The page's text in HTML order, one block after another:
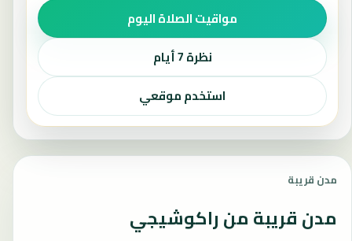
مواقيت الصلاة اليوم
نظرة 7 أيام
استخدم موقعي
مدن قريبة
مدن قريبة من راكوشيجي